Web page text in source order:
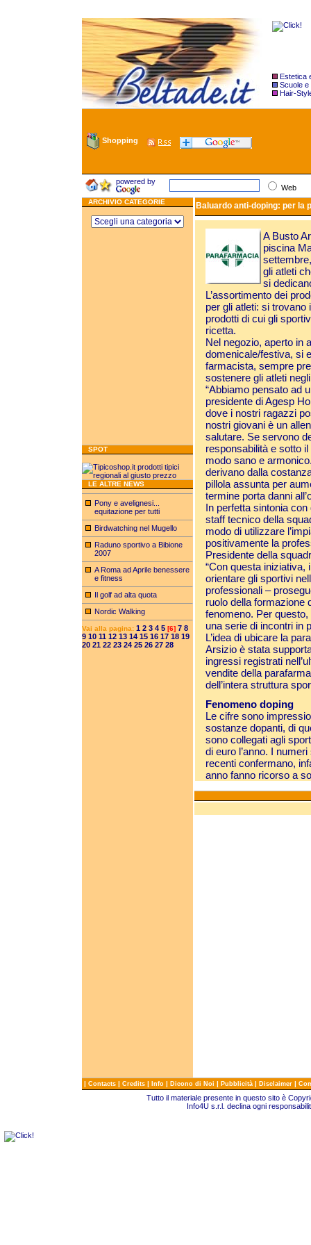
Estetica
Scuole e
Hair-
Shopping
powered by
Web
ARCHIVIO CATEGORIE
SPOT
LE ALTRE NEWS
Pony e avelignesi...
equitazione per tutti
Birdwatching nel Mugello
Raduno sportivo a Bibione
2007
A Roma ad Aprile benessere
e fitness
Il golf ad alta quota
Nordic Walking
Vai alla pagina: 1 2 3 4 5 [6] 7 8
9 10 11 12 13 14 15 16 17 18 19
20 21 22 23 24 25 26 27 28
Baluardo anti-doping: per la
A Busto
piscina
gli atleti
si
L’assortimento dei
per gli atleti: si trovano
prodotti di cui gli
ricetta.
Nel negozio, aperto in
domenicale/festiva, si
farmacista, sempre
sostenere gli atleti
“Abbiamo pensato ad
presidente di Agesp
dove i nostri ragazzi
nostri giovani è un
salutare. Se servono
responsabilità e sotto
modo sano e
derivano dalla
pillola assunta per
termine porta danni
In perfetta sintonia
staff tecnico della
modo di utilizzare
positivamente la
Presidente della
“Con questa
orientare gli sportivi
professionali –
ruolo della formazione
fenomeno. Per
una serie di incontri in
L’idea di ubicare la
Arsizio è stata
ingressi registrati
vendite della
dell’intera struttura
Fenomeno doping
Le cifre sono
sostanze dopanti, di
sono collegati agli
di euro l’anno. I
recenti confermano,
anno fanno ricorso a
| Contacts | Credits | Info | Dicono di Noi | Pubblicità | Disclaimer |
Tutto il materiale presente in questo sito è
Info4U s.r.l. declina ogni